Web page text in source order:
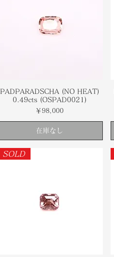
PADPARADSCHA (NO HEAT)
0.49cts (OSPAD0021)
価格
￥98,000
在庫なし
SOLD